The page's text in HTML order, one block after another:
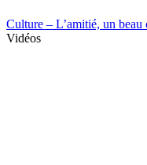
Culture – L’amitié, un beau
Vidéos